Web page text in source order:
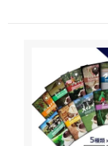
カフェオレベー
オーガニック商